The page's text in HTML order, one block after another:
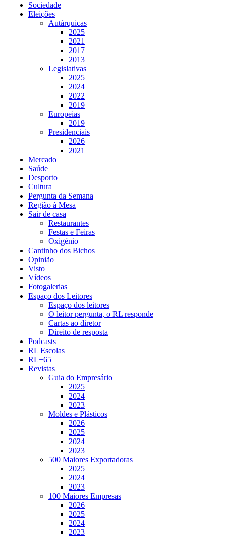
Sociedade
Eleições
Autárquicas
2025
2021
2017
2013
Legislativas
2025
2024
2022
2019
Europeias
2019
Presidenciais
2026
2021
Mercado
Saúde
Desporto
Cultura
Pergunta da Semana
Região à Mesa
Sair de casa
Restaurantes
Festas e Feiras
Oxigénio
Cantinho dos Bichos
Opinião
Visto
Vídeos
Fotogalerias
Espaço dos Leitores
Espaço dos leitores
O leitor pergunta, o RL responde
Cartas ao diretor
Direito de resposta
Podcasts
RL Escolas
RL+65
Revistas
Guia do Empresário
2025
2024
2023
Moldes e Plásticos
2026
2025
2024
2023
500 Maiores Exportadoras
2025
2024
2023
100 Maiores Empresas
2026
2025
2024
2023